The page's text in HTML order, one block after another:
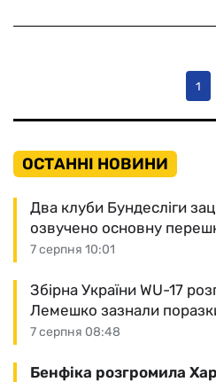
1
ОСТАННІ НОВИНИ
7 серпня 10:01
Два клуби Бундесліги
озвучено основну
7 серпня 08:48
Збірна України WU-17
Лемешко зазнали
Бенфіка розгромила